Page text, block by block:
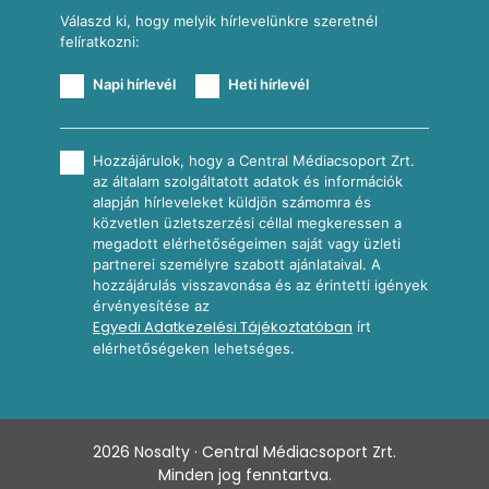
Válaszd ki, hogy melyik hírlevelünkre szeretnél
felíratkozni:
Napi hírlevél Heti hírlevél
Hozzájárulok, hogy a Central Médiacsoport Zrt.
az általam szolgáltatott adatok és információk
alapján hírleveleket küldjön számomra és
közvetlen üzletszerzési céllal megkeressen a
megadott elérhetőségeimen saját vagy üzleti
partnerei személyre szabott ajánlataival. A
hozzájárulás visszavonása és az érintetti igények
érvényesítése az
Egyedi Adatkezelési Tájékoztatóban írt
elérhetőségeken lehetséges.
2026 Nosalty · Central Médiacsoport Zrt.
Minden jog fenntartva.